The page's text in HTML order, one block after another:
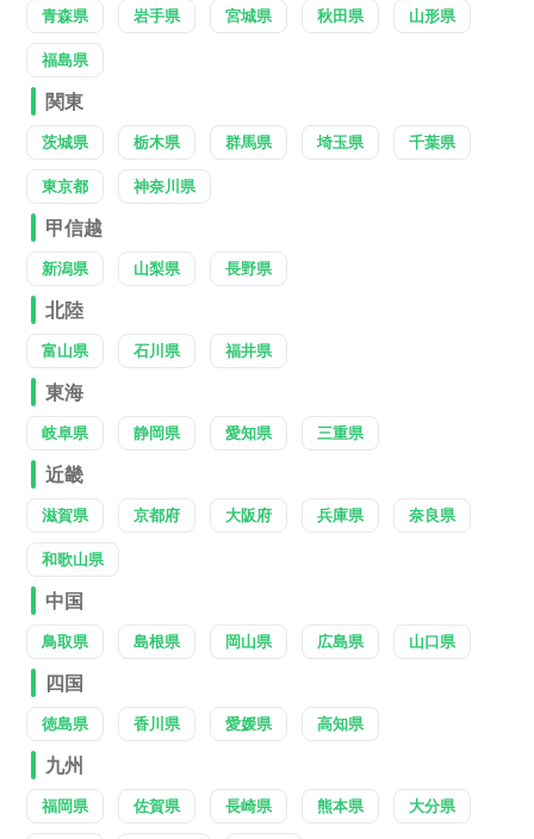
青森県 岩手県 宮城県 秋田県 山形県
福島県
関東
茨城県 栃木県 群馬県 埼玉県 千葉県
東京都 神奈川県
甲信越
新潟県 山梨県 長野県
北陸
富山県 石川県 福井県
東海
岐阜県 静岡県 愛知県 三重県
近畿
滋賀県 京都府 大阪府 兵庫県 奈良県
和歌山県
中国
鳥取県 島根県 岡山県 広島県 山口県
四国
徳島県 香川県 愛媛県 高知県
九州
福岡県 佐賀県 長崎県 熊本県 大分県